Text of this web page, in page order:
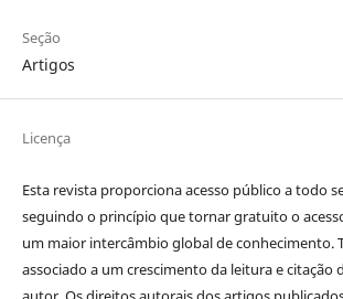
Seção
Artigos
Licença
Esta revista proporciona acesso público a todo
seguindo o princípio que tornar gratuito o
um maior intercâmbio global de conhecimento.
associado a um crescimento da leitura e citação